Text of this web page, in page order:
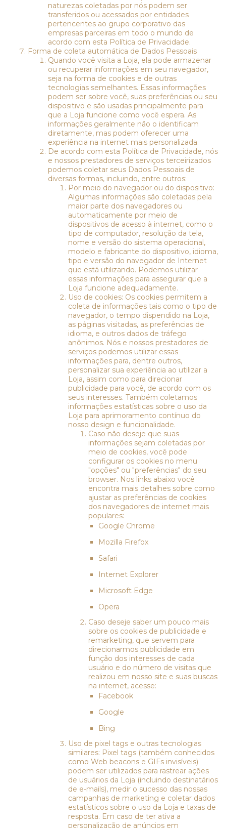
naturezas coletadas por nós podem ser
transferidos ou acessados por entidades
pertencentes ao grupo corporativo das
empresas parceiras em todo o mundo de
acordo com esta Política de Privacidade.
Forma de coleta automática de Dados Pessoais
Quando você visita a Loja, ela pode armazenar
ou recuperar informações em seu navegador,
seja na forma de cookies e de outras
tecnologias semelhantes. Essas informações
podem ser sobre você, suas preferências ou seu
dispositivo e são usadas principalmente para
que a Loja funcione como você espera. As
informações geralmente não o identificam
diretamente, mas podem oferecer uma
experiência na internet mais personalizada.
De acordo com esta Política de Privacidade, nós
e nossos prestadores de serviços terceirizados
podemos coletar seus Dados Pessoais de
diversas formas, incluindo, entre outros:
Por meio do navegador ou do dispositivo:
Algumas informações são coletadas pela
maior parte dos navegadores ou
automaticamente por meio de
dispositivos de acesso à internet, como o
tipo de computador, resolução da tela,
nome e versão do sistema operacional,
modelo e fabricante do dispositivo, idioma,
tipo e versão do navegador de Internet
que está utilizando. Podemos utilizar
essas informações para assegurar que a
Loja funcione adequadamente.
Uso de cookies: Os cookies permitem a
coleta de informações tais como o tipo de
navegador, o tempo dispendido na Loja,
as páginas visitadas, as preferências de
idioma, e outros dados de tráfego
anônimos. Nós e nossos prestadores de
serviços podemos utilizar essas
informações para, dentre outros,
personalizar sua experiência ao utilizar a
Loja, assim como para direcionar
publicidade para você, de acordo com os
seus interesses. Também coletamos
informações estatísticas sobre o uso da
Loja para aprimoramento contínuo do
nosso design e funcionalidade.
Caso não deseje que suas
informações sejam coletadas por
meio de cookies, você pode
configurar os cookies no menu
"opções" ou "preferências" do seu
browser. Nos links abaixo você
encontra mais detalhes sobre como
ajustar as preferências de cookies
dos navegadores de internet mais
populares:
Google Chrome
Mozilla Firefox
Safari
Internet Explorer
Microsoft Edge
Opera
Caso deseje saber um pouco mais
sobre os cookies de publicidade e
remarketing, que servem para
direcionarmos publicidade em
função dos interesses de cada
usuário e do número de visitas que
realizou em nosso site e suas buscas
na internet, acesse:
Facebook
Google
Bing
Uso de pixel tags e outras tecnologias
similares: Pixel tags (também conhecidos
como Web beacons e GIFs invisíveis)
podem ser utilizados para rastrear ações
de usuários da Loja (incluindo destinatários
de e-mails), medir o sucesso das nossas
campanhas de marketing e coletar dados
estatísticos sobre o uso da Loja e taxas de
resposta. Em caso de ter ativa a
personalização de anúncios em